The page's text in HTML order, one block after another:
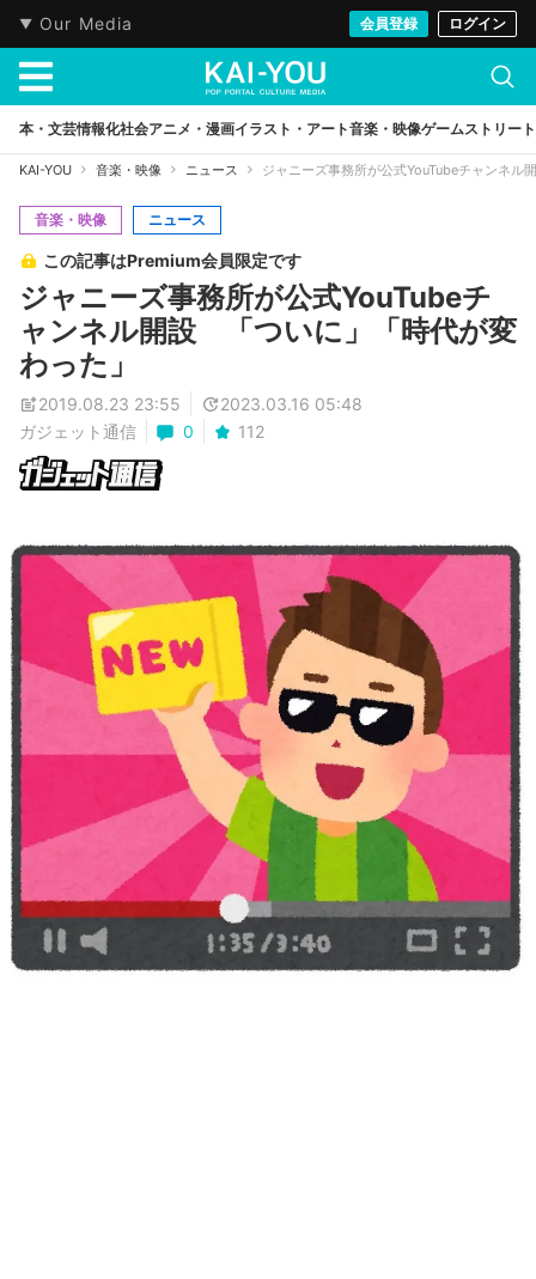
Our Media 会員登録 ログイン
本・文芸情報化社会アニメ・漫画イラスト・アート音楽・映像ゲームストリート
KAI-YOU 音楽・映像 ニュース ジャニーズ事務所が公式YouTubeチャンネ
音楽・映像 ニュース
この記事はPremium会員限定です
ジャニーズ事務所が公式YouTubeチ
ャンネル開設 「ついに」「時代が変
わった」
2019.08.23 23:55
2023.03.16 05:48
ガジェット通信
0 112